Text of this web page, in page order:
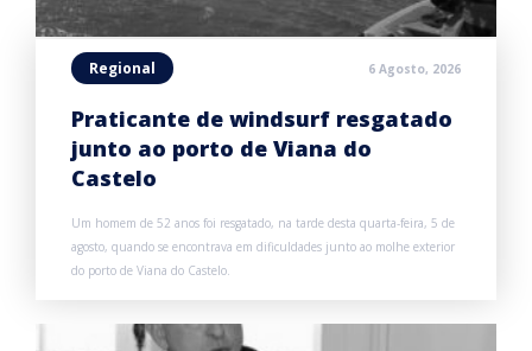
Regional 6 Agosto, 2026
Praticante de windsurf resgatado
junto ao porto de Viana do
Castelo
Um homem de 52 anos foi resgatado, na tarde desta quarta-feira, 5 de
agosto, quando se encontrava em dificuldades junto ao molhe exterior
do porto de Viana do Castelo.